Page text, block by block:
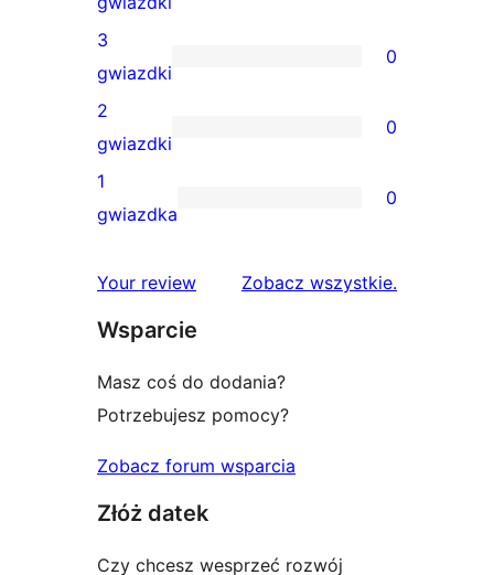
gwiazdkowa
recenzji
4-
gwiazdkowych
0
recenzji
3-
gwiazdkowych
3
gwiazdki
0
0
recenzji
2-
2
gwiazdki
0
0
1-
1
gwiazdka
0
Your review Zobacz wszystkierecenzje
.
Wsparcie
Masz coś do dodania?
Potrzebujesz pomocy?
Zobacz forum wsparcia
Złóż datek
Czy chcesz wesprzeć rozwój